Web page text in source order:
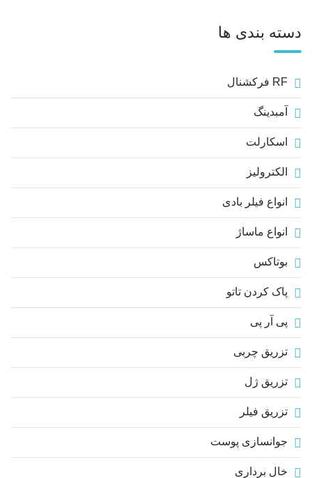
دسته بندی ها
RF فرکشنال
آمبدینگ
اسکارلت
الکترولیز
انواع فیلر بادی
انواع ماساژ
بوتاکس
پاک کردن تاتو
پی آر پی
تزریق چربی
تزریق ژل
تزریق فیلر
جوانسازی پوست
خال برداری